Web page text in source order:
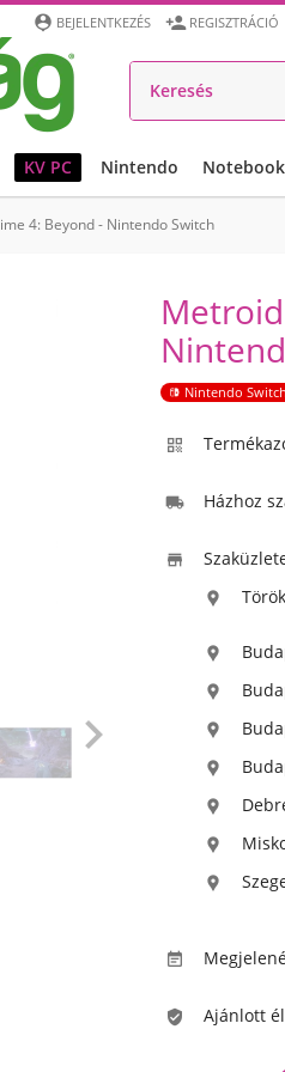
 REGISZTRÁCIÓ
 BEJELENTKEZÉS
KV PC Nintendo Notebook
4: Beyond - Nintendo Switch

Nintendo Switch

 Házhoz










 Ajánlott